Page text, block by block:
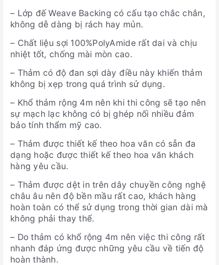
– Lớp đế Weave Backing có cấu tạo chắc chắn,
không dễ dàng bị rách hay mủn.
– Chất liệu sợi 100%PolyAmide rất dai và chịu
nhiệt tốt, chống mài mòn cao.
– Thảm có độ đan sợi dày điều này khiến thảm
không bị xẹp trong quá trình sử dụng.
– Khổ thảm rộng 4m nên khi thi công sẽ tạo nên
sự mạch lạc không có bị ghép nối nhiều đảm
bảo tính thẩm mỹ cao.
– Thảm được thiết kế theo hoa văn có sẵn đa
dạng hoặc được thiết kế theo hoa văn khách
hàng yêu cầu.
– Thảm được dệt in trên dây chuyền công nghệ
châu âu nên độ bền mầu rất cao, khách hàng
hoàn toàn có thể sử dụng trong thời gian dài mà
không phải thay thế.
– Do thảm có khổ rộng 4m nên việc thi công rất
nhanh đáp ứng được những yêu cầu về tiến độ
hoàn thành.